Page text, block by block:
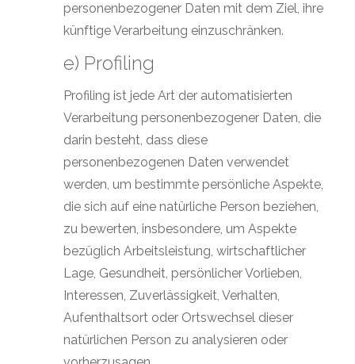
personenbezogener Daten mit dem Ziel, ihre
künftige Verarbeitung einzuschränken.
e) Profiling
Profiling ist jede Art der automatisierten
Verarbeitung personenbezogener Daten, die
darin besteht, dass diese
personenbezogenen Daten verwendet
werden, um bestimmte persönliche Aspekte,
die sich auf eine natürliche Person beziehen,
zu bewerten, insbesondere, um Aspekte
bezüglich Arbeitsleistung, wirtschaftlicher
Lage, Gesundheit, persönlicher Vorlieben,
Interessen, Zuverlässigkeit, Verhalten,
Aufenthaltsort oder Ortswechsel dieser
natürlichen Person zu analysieren oder